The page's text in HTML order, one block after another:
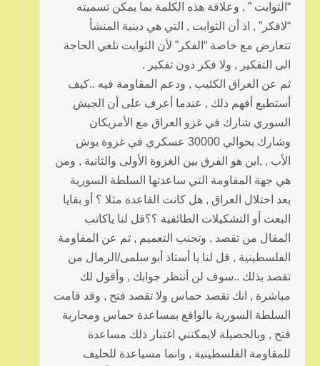
“الثوابت ” , وعلاقة هذه الكلمة بما يمكن تسميته
“لافكر” , اذ أن الثوابت , التي هي دينية المنشأ
تتعارض مع خاصة “الفكر” لأن الثوابت تلغي الحاجة
الى التفكير , ولا فكر دون تفكير .
ثم عن العراق الكئيب , ودعم المقاومة فيه ..كيف
أستطيع أفهم ذلك , عندما أعرف على أن الجيش
السوري شارك في غزو العراق مع الأمريكان
وشارك بحوالي 30000 عسكري في غزوة بوش
الأب , ,اين هو الفرق بين الغزوة الأولى والثانية , ومن
هي جهة المقاومة التي ساعدتها السلطة السورية
بعد احتلال العراق , هل كانت القاعدة مثلا ؟ أو بقايا
البعث أو التشكيلات الطائفية ؟؟قل لنا ياكاتب
المقال من تقصد , وتجنب التعميم , ثم عن المقاومة
الفلسطينية , قل لنا يا أستاذ أبو سلمى/الرمال من
تقصد بذلك ..سوف لن أنتظر جوابك , وأقول لك
مباشرة , انك تقصد حماس ولا تقصد فتح , وقد قامت
السلطة السورية بالواقع بمساعدة حماس ومحاربة
فتح , وبالحصيلة لايمكنني اغتبار ذلك مساعدة
للمقاومة الفلسطينية , وانما مسياعدة للحليف